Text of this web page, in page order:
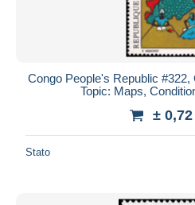
Congo People's Republic #322,
Topic: Maps,
±
Stato